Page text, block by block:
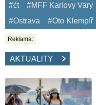
#ćt #MFF Karlovy Vary
#Ostrava
#Oto Klempíř
Reklama:
AKTUALITY